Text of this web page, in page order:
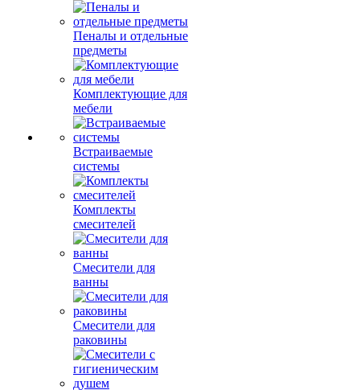
Пеналы и отдельные
предметы
Комплектующие для
мебели
Встраиваемые
системы
Комплекты
смесителей
Смесители для
ванны
Смесители для
раковины